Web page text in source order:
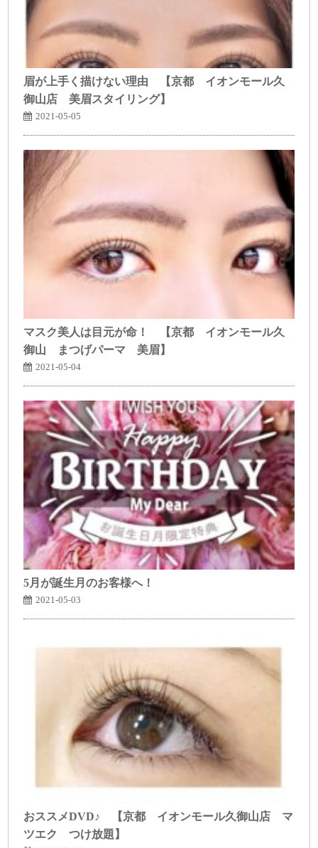
眉が上手く描けない理由 【京都 イオンモール久
御山店 美眉スタイリング】
2021-05-05
マスク美人は目元が命！ 【京都 イオンモール久
御山 まつげパーマ 美眉】
2021-05-04
5月が誕生月のお客様へ！
2021-05-03
おススメDVD♪ 【京都 イオンモール久御山店 マ
ツエク つけ放題】